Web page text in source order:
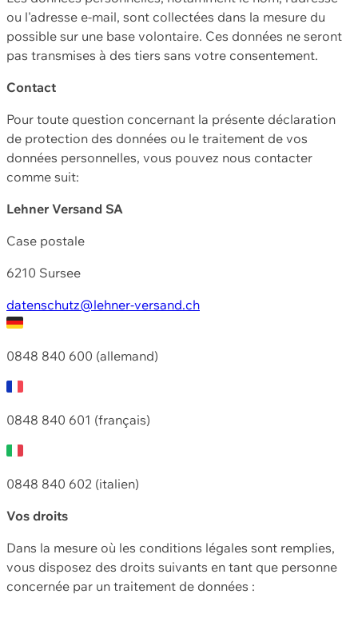
ou l'adresse e-mail, sont collectées dans la mesure du
possible sur une base volontaire. Ces données ne seront
pas transmises à des tiers sans votre consentement.
Contact
Pour toute question concernant la présente déclaration
de protection des données ou le traitement de vos
données personnelles, vous pouvez nous contacter
comme suit:
Lehner Versand SA
Case postale
6210 Sursee
datenschutz@lehner-versand.ch
0848 840 600 (allemand)
0848 840 601 (français)
0848 840 602 (italien)
Vos droits
Dans la mesure où les conditions légales sont remplies,
vous disposez des droits suivants en tant que personne
concernée par un traitement de données :